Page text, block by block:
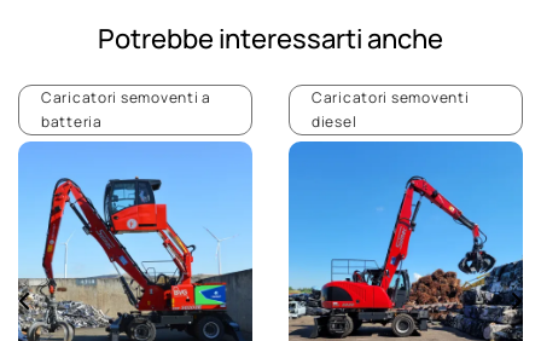
Potrebbe interessarti anche
Caricatori semoventi a
batteria
Caricatori semoventi
diesel